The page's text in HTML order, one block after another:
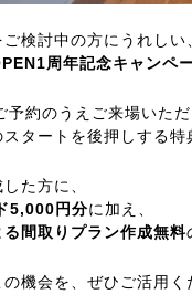
検討中の方にうれしい
周年記念キャンペ
予約のうえご来場いただ
タートを後押しする特
た方に、
5,000円分に加え、
間取りプラン作成無料
機会を、ぜひご活用く